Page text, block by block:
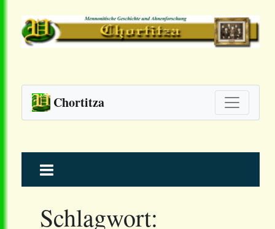
Chortitza
to
Schlagwort: